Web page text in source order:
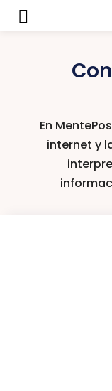
En
internet y